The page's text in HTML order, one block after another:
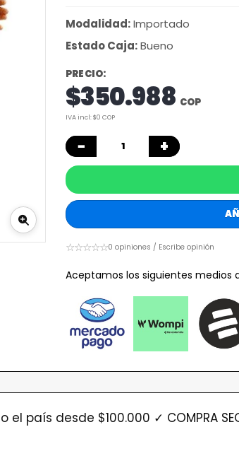
Modalidad:Importado
Estado Caja:Bueno
PRECIO:
$350.988 COP
IVA incl: $0 COP
− +
☆☆☆☆☆0 opiniones / Escribe opinión
Aceptamos los siguientes medios
el país desde $100.000 ✓ COMPRA